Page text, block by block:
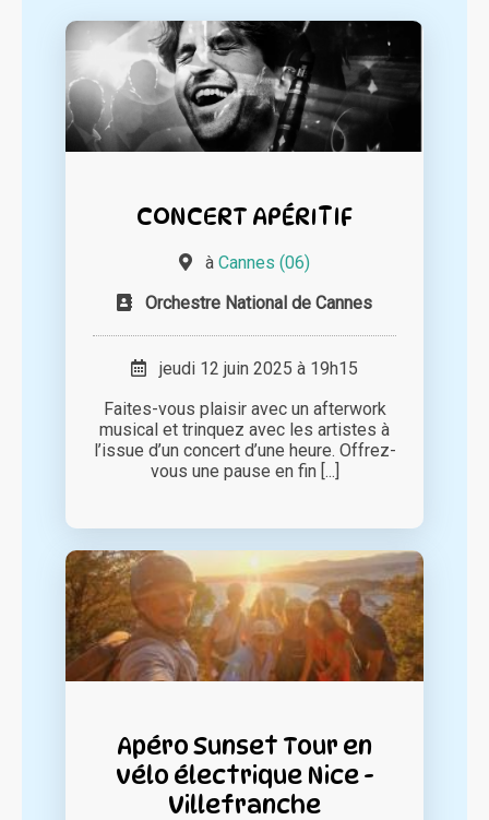
CONCERT APÉRITIF
à Cannes (06)
Orchestre National de Cannes
jeudi 12 juin 2025 à 19h15
Faites-vous plaisir avec un afterwork
musical et trinquez avec les artistes à
l’issue d’un concert d’une heure. Offrez-
vous une pause en fin [...]
Apéro Sunset Tour en
vélo électrique Nice -
Villefranche